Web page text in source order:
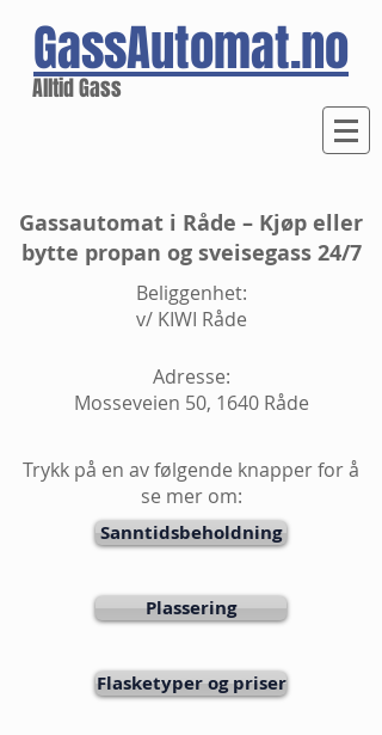
GassAutomat.no
Alltid Gass
Gassautomat i Råde – Kjøp eller
bytte propan og sveisegass 24/7
Beliggenhet:
v/ KIWI Råde
Adresse:
Mosseveien 50, 1640 Råde
Trykk på en av følgende knapper for å
se mer om:
Sanntidsbeholdning
Plassering
Flasketyper og priser